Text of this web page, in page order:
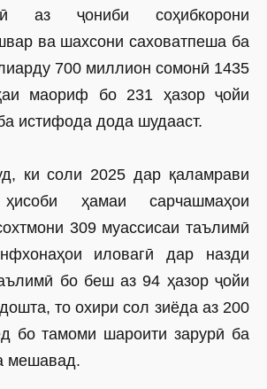
аз ҷониби соҳибкорони
ва шахсони саховатпеша ба
700 миллион сомонӣ 1435
маориф бо 231 ҳазор ҷойи
истифода дода шудааст.
ки соли 2025 дар қаламрави
ҳамаи сарчашмаҳои
309 муассисаи таълимӣ
иловагӣ дар назди
бо беш аз 94 ҳазор ҷойи
то охири сол зиёда аз 200
бо тамоми шароити зарурӣ ба
мешавад.